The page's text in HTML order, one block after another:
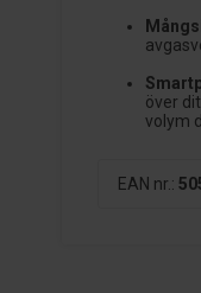
över
volym
EAN nr.: